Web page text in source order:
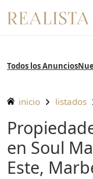
Todos los Anuncios
inicio listados
Propiedades en venta
en Soul
Este,